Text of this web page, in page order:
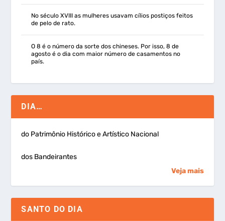
No século XVIII as mulheres usavam cílios postiços feitos
de pelo de rato.
O 8 é o número da sorte dos chineses. Por isso, 8 de
agosto é o dia com maior número de casamentos no
país.
DIA…
do Patrimônio Histórico e Artístico Nacional
dos Bandeirantes
Veja mais
SANTO DO DIA